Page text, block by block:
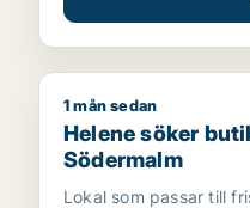
Helene söker butik
1 mån sedan
Helene söker
Södermalm
Lokal som passar till